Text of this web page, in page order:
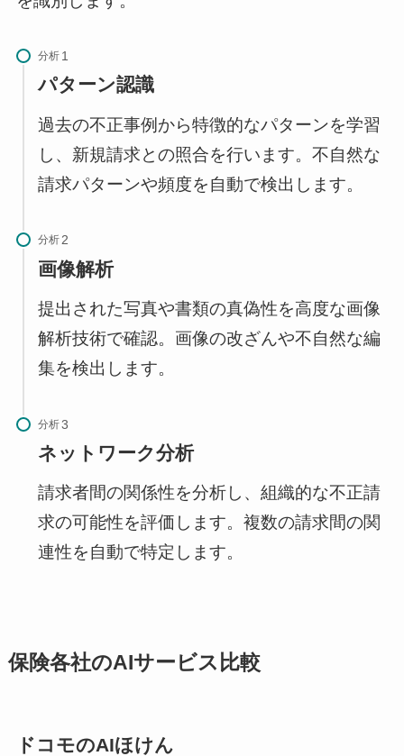
分析
パターン認識
過去の不正事例から特徴的なパターンを学習
し、新規請求との照合を行います。不自然な
請求パターンや頻度を自動で検出します。
分析
画像解析
提出された写真や書類の真偽性を高度な画像
解析技術で確認。画像の改ざんや不自然な編
集を検出します。
分析
ネットワーク分析
請求者間の関係性を分析し、組織的な不正請
求の可能性を評価します。複数の請求間の関
連性を自動で特定します。
保険各社のAIサービス比較
ドコモのAIほけん